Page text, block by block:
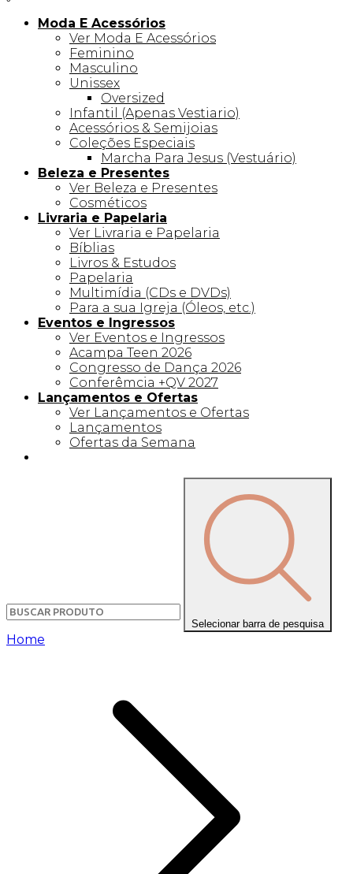
Moda E Acessórios
Ver Moda E Acessórios
Feminino
Masculino
Unissex
Oversized
Infantil (Apenas Vestiario)
Acessórios & Semijoias
Coleções Especiais
Marcha Para Jesus (Vestuário)
Beleza e Presentes
Ver Beleza e Presentes
Cosméticos
Livraria e Papelaria
Ver Livraria e Papelaria
Bíblias
Livros & Estudos
Papelaria
Multimídia (CDs e DVDs)
Para a sua Igreja (Óleos, etc.)
Eventos e Ingressos
Ver Eventos e Ingressos
Acampa Teen 2026
Congresso de Dança 2026
Conferêmcia +QV 2027
Lançamentos e Ofertas
Ver Lançamentos e Ofertas
Lançamentos
Ofertas da Semana
Selecionar barra de pesquisa
Home